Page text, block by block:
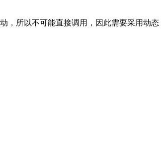
，所以不可能直接调用，因此需要采用动态